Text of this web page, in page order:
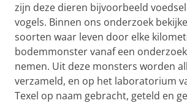
zijn deze dieren bijvoorbeeld
vogels. Binnen ons onderzoek
soorten waar leven door elke
bodemmonster vanaf een
nemen. Uit deze monsters worden
verzameld, en op het laboratorium
Texel op naam gebracht, geteld en